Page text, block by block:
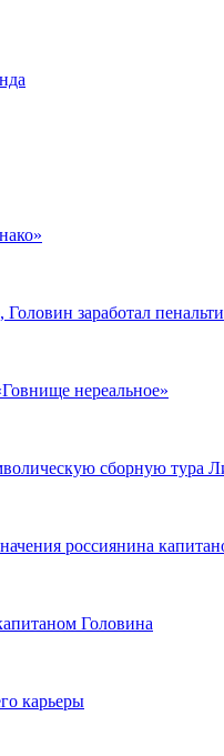
заработал пенальти
нереальное»
сборную тура
россиянина
Головина
карьеры